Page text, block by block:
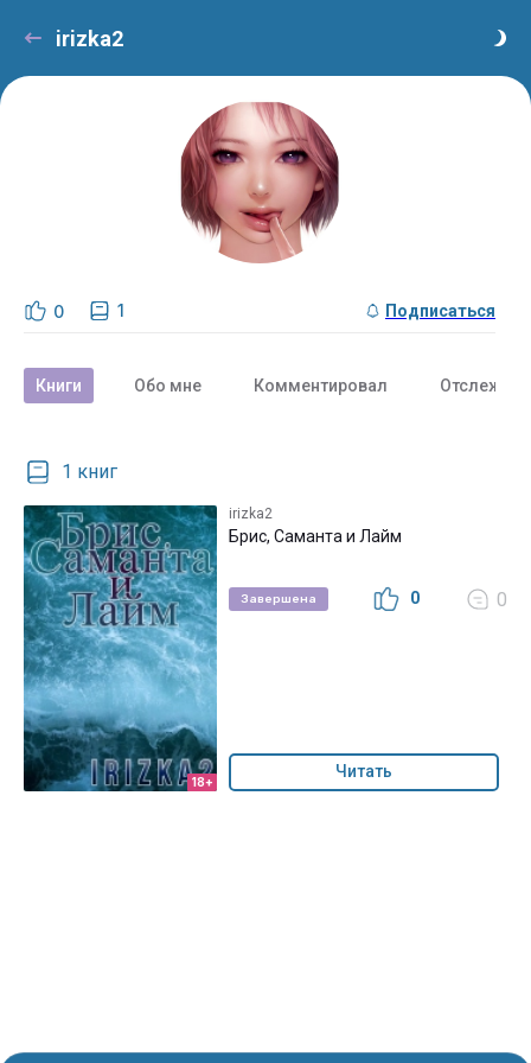
irizka2
0 1 Подписаться
Книги Обо мне Комментировал
1 книг
18+
irizka2
Брис, Саманта и Лайм
Завершена 0 0
Читать